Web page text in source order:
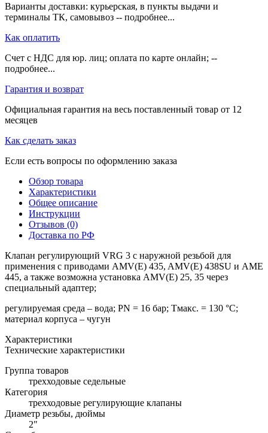
Варианты доставки: курьерская, в пункты выдачи и
терминалы ТК, самовывоз -- подробнее...
Как оплатить
Счет с НДС для юр. лиц; оплата по карте онлайн; --
подробнее...
Гарантия и возврат
Официальная гарантия на весь поставленный товар от 12
месяцев
Как сделать заказ
Если есть вопросы по оформлению заказа
Обзор товара
Характеристики
Общее описание
Инструкции
Отзывов (0)
Доставка по РФ
Клапан регулирующий VRG 3 с наружной резьбой для
применения с приводами AMV(Е) 435, AMV(E) 438SU и AME
445, а также возможна установка AMV(Е) 25, 35 через
специальный адаптер;
регулируемая среда – вода; PN = 16 бар; Тмакс. = 130 °С;
материал корпуса – чугун
Характеристики
Технические характеристики
Группа товаров
трехходовые седельные
Категория
трехходовые регулирующие клапаны
Диаметр резьбы, дюймы
2"